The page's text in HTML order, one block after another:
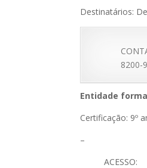
Destinatários:
8200-
Entidade
Certificação: 9º
–
ACESSO: